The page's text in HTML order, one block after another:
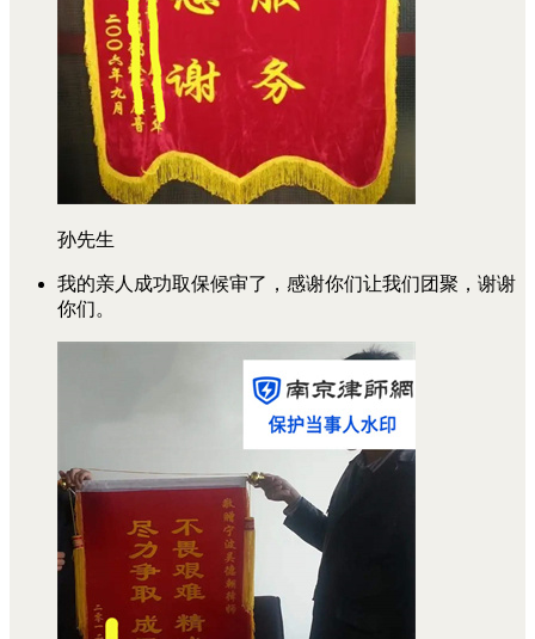
孙先生
我的亲人成功取保候审了，感谢你们让我们团聚，谢谢
你们。